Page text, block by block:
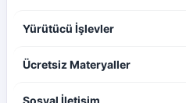
Yürütücü İşlevler
Ücretsiz Materyaller
Sosyal İletişim